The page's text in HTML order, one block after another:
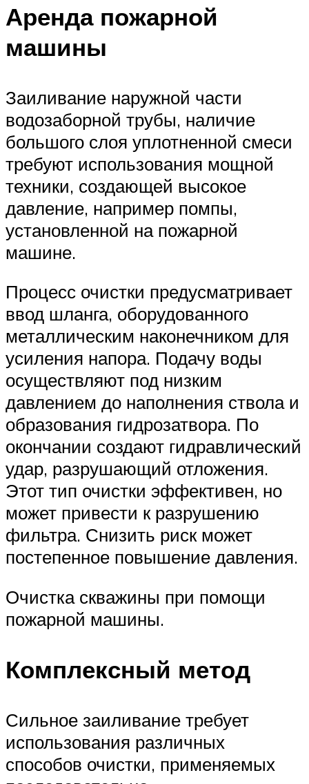
Аренда пожарной
машины
Заиливание наружной части
водозаборной трубы, наличие
большого слоя уплотненной смеси
требуют использования мощной
техники, создающей высокое
давление, например помпы,
установленной на пожарной
машине.
Процесс очистки предусматривает
ввод шланга, оборудованного
металлическим наконечником для
усиления напора. Подачу воды
осуществляют под низким
давлением до наполнения ствола и
образования гидрозатвора. По
окончании создают гидравлический
удар, разрушающий отложения.
Этот тип очистки эффективен, но
может привести к разрушению
фильтра. Снизить риск может
постепенное повышение давления.
Очистка скважины при помощи
пожарной машины.
Комплексный метод
Сильное заиливание требует
использования различных
способов очистки, применяемых